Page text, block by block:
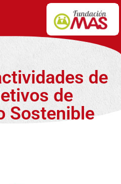
de
de
Sostenible